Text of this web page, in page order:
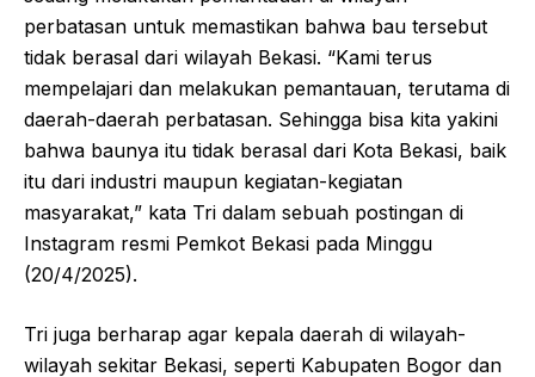
perbatasan untuk memastikan bahwa bau tersebut
tidak berasal dari wilayah Bekasi. “Kami terus
mempelajari dan melakukan pemantauan, terutama di
daerah-daerah perbatasan. Sehingga bisa kita yakini
bahwa baunya itu tidak berasal dari Kota Bekasi, baik
itu dari industri maupun kegiatan-kegiatan
masyarakat,” kata Tri dalam sebuah postingan di
Instagram resmi Pemkot Bekasi pada Minggu
(20/4/2025).
Tri juga berharap agar kepala daerah di wilayah-
wilayah sekitar Bekasi, seperti Kabupaten Bogor dan